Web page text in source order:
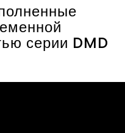
серии DMD